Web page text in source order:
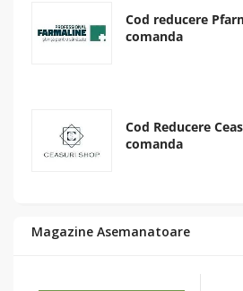
Cod reducere
comanda
Cod Reducere
comanda
Magazine Asemanatoare